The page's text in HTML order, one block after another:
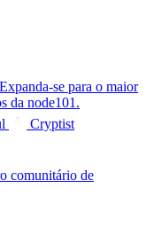
Expanda-se para o maior
da node101.
Cryptist
comunitário de